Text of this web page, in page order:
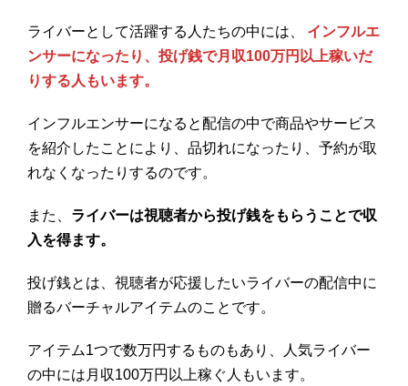
ライバーとして活躍する人たちの中には、
インフルエ
ンサーになったり、投げ銭で月収100万円以上稼いだ
りする人もいます。
インフルエンサーになると配信の中で商品やサービス
を紹介したことにより、品切れになったり、予約が取
れなくなったりするのです。
また、 ライバーは視聴者から投げ銭をもらうことで収
入を得ます。
投げ銭とは、視聴者が応援したいライバーの配信中に
贈るバーチャルアイテムのことです。
アイテム1つで数万円するものもあり、人気ライバー
の中には月収100万円以上稼ぐ人もいます。